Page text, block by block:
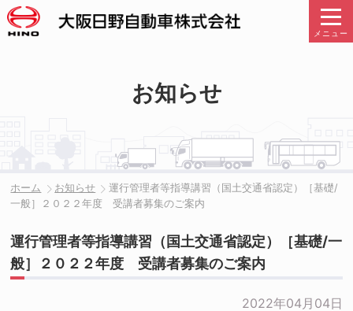
メニュー
お知らせ
ホーム お知らせ
運行管理者等指導講習（国土交通省認定）［基礎/
一般］２０２２年度 受講者募集のご案内
運行管理者等指導講習（国土交通省認定）［基礎/一
般］２０２２年度 受講者募集のご案内
2022年04月04日